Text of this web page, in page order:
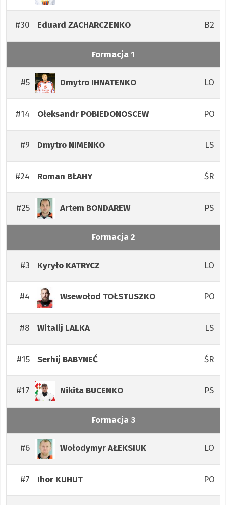
#30 Eduard ZACHARCZENKO B2
Formacja 1
#5 Dmytro IHNATENKO LO
#14 Ołeksandr POBIEDONOSCEW PO
#9 Dmytro NIMENKO LS
#24 Roman BŁAHY ŚR
#25 Artem BONDAREW PS
Formacja 2
#3 Kyryło KATRYCZ LO
#4 Wsewołod TOŁSTUSZKO PO
#8 Witalij LALKA LS
#15 Serhij BABYNEĆ ŚR
#17 Nikita BUCENKO PS
Formacja 3
#6 WołodymyrAŁEKSIUK LO
#7 Ihor KUHUT PO